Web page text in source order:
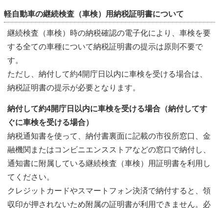
軽自動車の継続検査（車検）用納税証明書について
継続検査（車検）時の納税確認の電子化により、車検を要
する全ての車種について納税証明書の提示は原則不要で
す。
ただし、納付して約4開庁日以内に車検を受ける場合は、
納税証明書の提示が必要となります。
納付して約4開庁日以内に車検を受ける場合（納付してす
ぐに車検を受ける場合）
納税通知書を使って、納付書裏面に記載の市役所窓口、金
融機関またはコンビニエンスストアなどの窓口で納付し、
通知書に附属している継続検査（車検）用証明書を利用し
てください。
クレジットカードやスマートフォン決済で納付すると、領
収印が押されないため附属の証明書が利用できません。必